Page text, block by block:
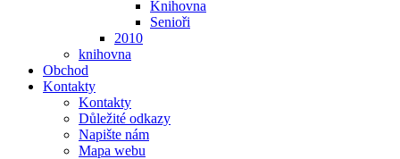
Knihovna
Senioři
2010
knihovna
Obchod
Kontakty
Kontakty
Důležité odkazy
Napište nám
Mapa webu